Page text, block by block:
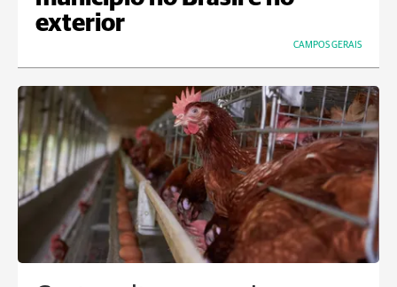
exterior
CAMPOS GERAIS